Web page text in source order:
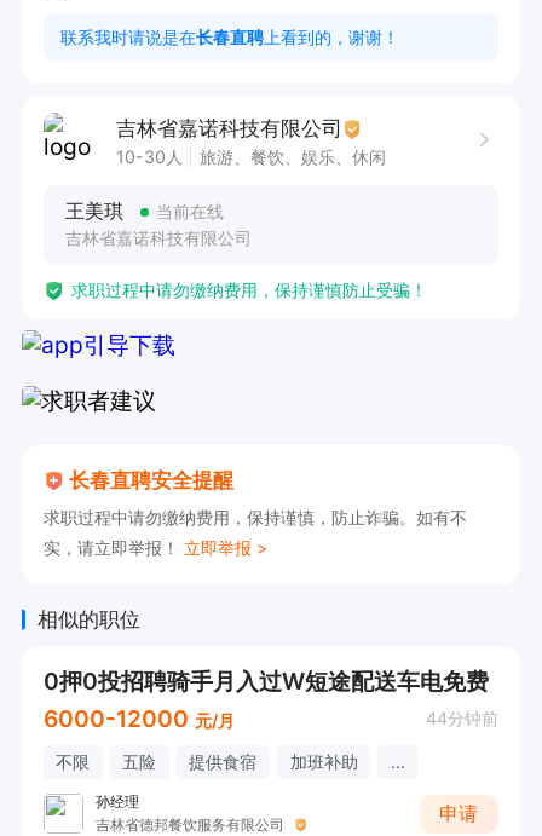
【工作时间】
【薪资福利】
支；
联系我时请说是在长春直聘 上看到的，谢谢！
吉林省嘉诺科技有限公司
10-30人 旅游、餐饮、娱乐、休闲
王美琪
当前在线
吉林省嘉诺科技有限公司
求职过程中请勿缴纳费用，保持谨慎防止受骗！
长春直聘安全提醒
求职过程中请勿缴纳费用，保持谨慎，防止诈骗。如有不
实，请立即举报！ 立即举报 >
相似的职位
0押0投招聘骑手月入过W短途配送车电免费
6000-12000 元/月 44分钟前
不限 五险 提供食宿 加班补助 ...
孙经理
吉林省德邦餐饮服务有限公司
申请